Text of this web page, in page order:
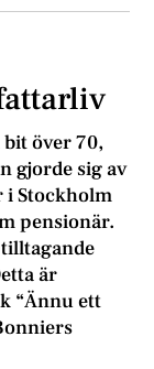
över 70,
gjorde sig av
i Stockholm
pensionär.
är
“Ännu ett